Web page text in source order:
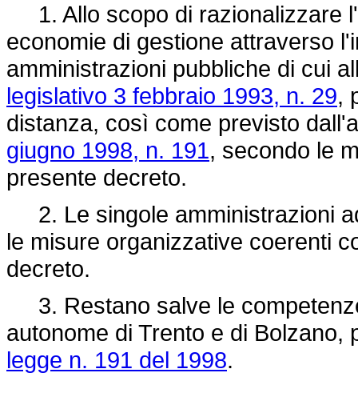
1. Allo scopo di razionalizzare
economie di gestione attraverso
amministrazioni pubbliche di cui
legislativo 3 febbraio 1993, n. 29,
distanza, così come previsto
giugno 1998, n. 191, secondo le
presente decreto.
2. Le singole amministrazioni
le misure organizzative coerenti
decreto.
3. Restano salve le
autonome di Trento e di
legge n. 191 del 1998.